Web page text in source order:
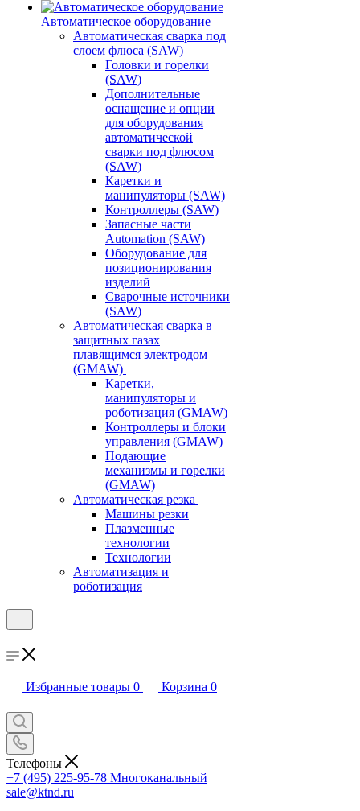
Автоматическое оборудование
Автоматическая сварка под
слоем флюса (SAW)
Головки и горелки
(SAW)
Дополнительные
оснащение и опции
для оборудования
автоматической
сварки под флюсом
(SAW)
Каретки и
манипуляторы (SAW)
Контроллеры (SAW)
Запасные части
Automation (SAW)
Оборудование для
позиционирования
изделий
Сварочные источники
(SAW)
Автоматическая сварка в
защитных газах
плавящимся электродом
(GMAW)
Каретки,
манипуляторы и
роботизация (GMAW)
Контроллеры и блоки
управления (GMAW)
Подающие
механизмы и горелки
(GMAW)
Автоматическая резка
Машины резки
Плазменные
технологии
Технологии
Автоматизация и
роботизация
Избранные товары 0 Корзина 0
Телефоны
+7 (495) 225-95-78 Многоканальный
sale@ktnd.ru